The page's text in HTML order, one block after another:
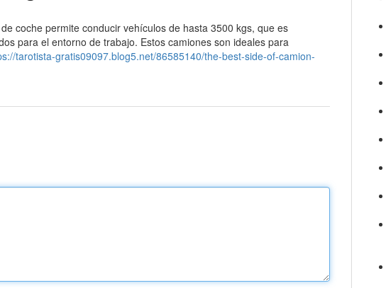
coche permite conducir vehículos de hasta 3500 kgs, que es
para el entorno de trabajo. Estos camiones son ideales para
tarotista-gratis09097.blog5.net/86585140/the-best-side-of-camion-